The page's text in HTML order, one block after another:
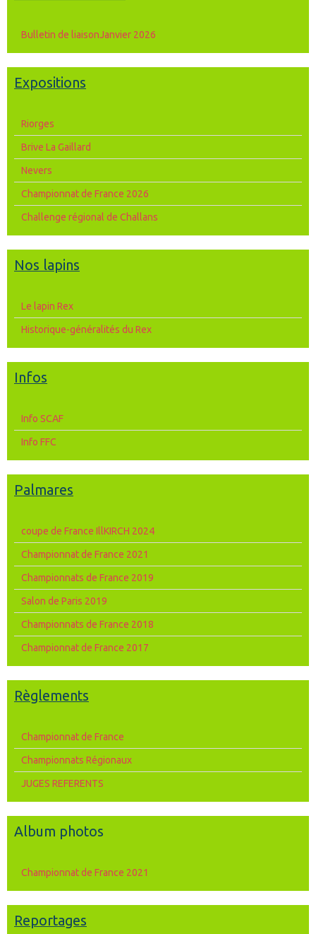
Bulletin de liaisonJanvier 2026
Expositions
Riorges
Brive La Gaillard
Nevers
Championnat de France 2026
Challenge régional de Challans
Nos lapins
Le lapin Rex
Historique-généralités du Rex
Infos
Info SCAF
Info FFC
Palmares
coupe de France IllKIRCH 2024
Championnat de France 2021
Championnats de France 2019
Salon de Paris 2019
Championnats de France 2018
Championnat de France 2017
Règlements
Championnat de France
Championnats Régionaux
JUGES REFERENTS
Album photos
Championnat de France 2021
Reportages